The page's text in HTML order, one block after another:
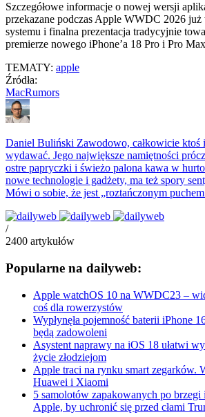
Szczegółowe informacje o nowej wersji
przekazane podczas Apple WWDC 2026
systemu i finalna prezentacja tradycyjnie
premierze nowego iPhone’a 18 Pro i Pro
TEMATY: apple
Źródła:
MacRumors
Daniel Buliński Zawodowo, całkowicie ktoś
wydawać. Jego największe namiętności
ostre papryczki i świeżo palona kawa w
nowe technologie i gadżety, ma też spory
Mówi o sobie, że jest „roztańczonym
/
2400 artykułów
Popularne na dailyweb:
Apple watchOS 10 na WWDC23 –
coś dla rowerzystów
Wypłynęła pojemność baterii iPhone
będą zadowoleni
Asystent naprawy na iOS 18 ułatwi
życie złodziejom
Apple traci na rynku smart zegarków.
Huawei i Xiaomi
5 samolotów zapakowanych po brzegi
Apple, by uchronić się przed cłami